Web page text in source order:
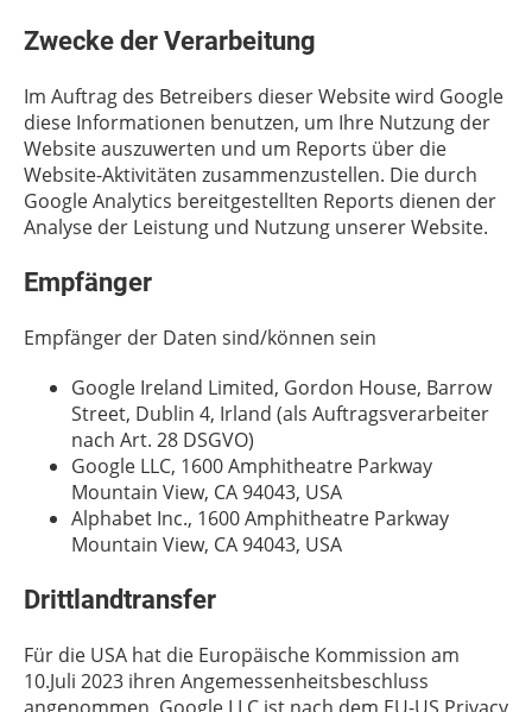
Zwecke der Verarbeitung
Im Auftrag des Betreibers dieser Website wird Google
diese Informationen benutzen, um Ihre Nutzung der
Website auszuwerten und um Reports über die
Website-Aktivitäten zusammenzustellen. Die durch
Google Analytics bereitgestellten Reports dienen der
Analyse der Leistung und Nutzung unserer Website.
Empfänger
Empfänger der Daten sind/können sein
Google Ireland Limited, Gordon House, Barrow
Street, Dublin 4, Irland (als Auftragsverarbeiter
nach Art. 28 DSGVO)
Google LLC, 1600 Amphitheatre Parkway
Mountain View, CA 94043, USA
Alphabet Inc., 1600 Amphitheatre Parkway
Mountain View, CA 94043, USA
Drittlandtransfer
Für die USA hat die Europäische Kommission am
10.Juli 2023 ihren Angemessenheitsbeschluss